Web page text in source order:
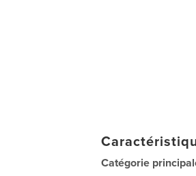
Catégorie